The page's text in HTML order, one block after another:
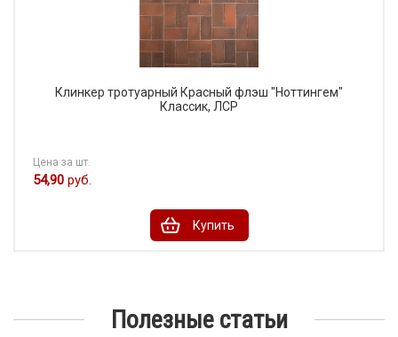
Клинкер тротуарный Красный флэш "Ноттингем"
Классик, ЛСР
Цена за шт.
54,90 руб.
Купить
Полезные статьи